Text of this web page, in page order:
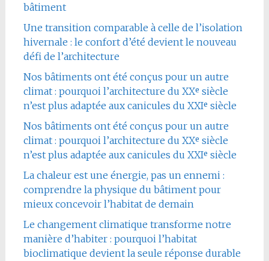
bâtiment
Une transition comparable à celle de l’isolation
hivernale : le confort d’été devient le nouveau
défi de l’architecture
Nos bâtiments ont été conçus pour un autre
climat : pourquoi l’architecture du XXᵉ siècle
n’est plus adaptée aux canicules du XXIᵉ siècle
Nos bâtiments ont été conçus pour un autre
climat : pourquoi l’architecture du XXᵉ siècle
n’est plus adaptée aux canicules du XXIᵉ siècle
La chaleur est une énergie, pas un ennemi :
comprendre la physique du bâtiment pour
mieux concevoir l’habitat de demain
Le changement climatique transforme notre
manière d’habiter : pourquoi l’habitat
bioclimatique devient la seule réponse durable